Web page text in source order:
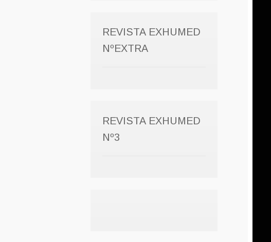
REVISTA EXHUMED
NºEXTRA
REVISTA EXHUMED
Nº3